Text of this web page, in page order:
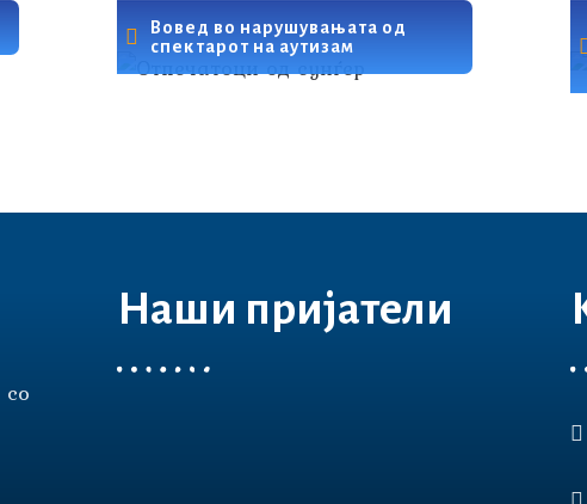
Вовед во нарушувањата од
спектарот на аутизам
Наши пријатели